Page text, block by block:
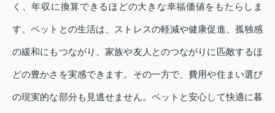
く、年収に換算できるほどの大きな幸福価値をもたらしま
す。ペットとの生活は、ストレスの軽減や健康促進、孤独感
の緩和にもつながり、家族や友人とのつながりに匹敵するほ
どの豊かさを実感できます。その一方で、費用や住まい選び
の現実的な部分も見逃せません。ペットと安心して快適に暮